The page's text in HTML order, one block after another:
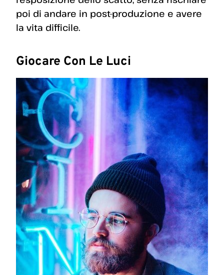
poi di andare in post-produzione e avere
la vita difficile.
Giocare Con Le Luci